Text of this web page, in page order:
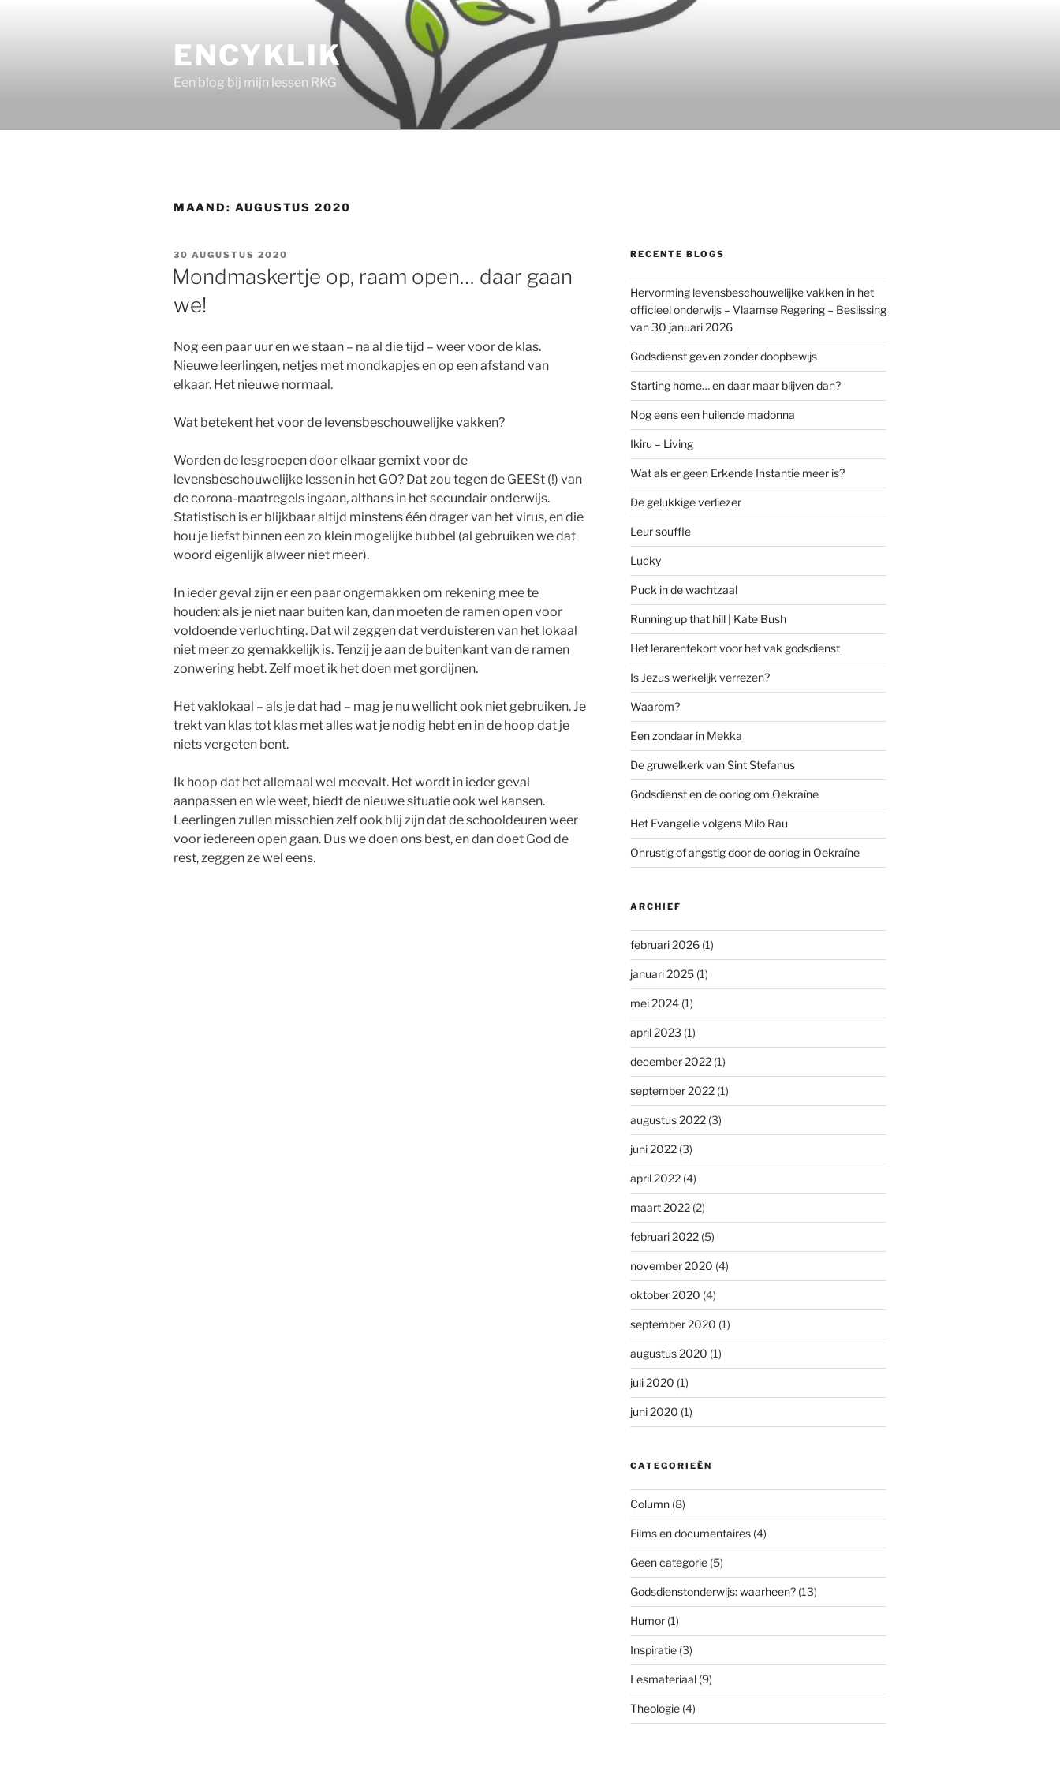
ENCYKLIK
Een blog bij mijn lessen RKG
MAAND: AUGUSTUS 2020
GEPLAATST
OP
30 AUGUSTUS 2020
Mondmaskertje op, raam open… daar gaan
we!
Nog een paar uur en we staan – na al die tijd – weer voor de klas.
Nieuwe leerlingen, netjes met mondkapjes en op een afstand van
elkaar. Het nieuwe normaal.
Wat betekent het voor de levensbeschouwelijke vakken?
Worden de lesgroepen door elkaar gemixt voor de
levensbeschouwelijke lessen in het GO? Dat zou tegen de GEESt (!) van
de corona-maatregels ingaan, althans in het secundair onderwijs.
Statistisch is er blijkbaar altijd minstens één drager van het virus, en die
hou je liefst binnen een zo klein mogelijke bubbel (al gebruiken we dat
woord eigenlijk alweer niet meer).
In ieder geval zijn er een paar ongemakken om rekening mee te
houden: als je niet naar buiten kan, dan moeten de ramen open voor
voldoende verluchting. Dat wil zeggen dat verduisteren van het lokaal
niet meer zo gemakkelijk is. Tenzij je aan de buitenkant van de ramen
zonwering hebt. Zelf moet ik het doen met gordijnen.
Het vaklokaal – als je dat had – mag je nu wellicht ook niet gebruiken. Je
trekt van klas tot klas met alles wat je nodig hebt en in de hoop dat je
niets vergeten bent.
Ik hoop dat het allemaal wel meevalt. Het wordt in ieder geval
aanpassen en wie weet, biedt de nieuwe situatie ook wel kansen.
Leerlingen zullen misschien zelf ook blij zijn dat de schooldeuren weer
voor iedereen open gaan. Dus we doen ons best, en dan doet God de
rest, zeggen ze wel eens.
RECENTE BLOGS
Hervorming levensbeschouwelijke vakken in het
officieel onderwijs – Vlaamse Regering – Beslissing
van 30 januari 2026
Godsdienst geven zonder doopbewijs
Starting home… en daar maar blijven dan?
Nog eens een huilende madonna
Ikiru – Living
Wat als er geen Erkende Instantie meer is?
De gelukkige verliezer
Leur souffle
Lucky
Puck in de wachtzaal
Running up that hill | Kate Bush
Het lerarentekort voor het vak godsdienst
Is Jezus werkelijk verrezen?
Waarom?
Een zondaar in Mekka
De gruwelkerk van Sint Stefanus
Godsdienst en de oorlog om Oekraïne
Het Evangelie volgens Milo Rau
Onrustig of angstig door de oorlog in Oekraïne
ARCHIEF
februari 2026(1)
januari 2025(1)
mei 2024(1)
april 2023 (1)
december 2022(1)
september 2022(1)
augustus 2022(3)
juni 2022(3)
april 2022(4)
maart 2022(2)
februari 2022(5)
november 2020 (4)
oktober 2020 (4)
september 2020 (1)
augustus 2020 (1)
juli 2020 (1)
juni 2020 (1)
CATEGORIEËN
Column(8)
Films en documentaires(4)
Geen categorie(5)
Godsdienstonderwijs: waarheen?(13)
Humor(1)
Inspiratie(3)
Lesmateriaal(9)
Theologie(4)